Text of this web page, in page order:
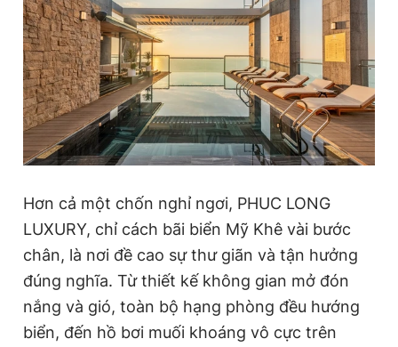
Hơn cả một chốn nghỉ ngơi, PHUC LONG
LUXURY, chỉ cách bãi biển Mỹ Khê vài bước
chân, là nơi đề cao sự thư giãn và tận hưởng
đúng nghĩa. Từ thiết kế không gian mở đón
nắng và gió, toàn bộ hạng phòng đều hướng
biển, đến hồ bơi muối khoáng vô cực trên